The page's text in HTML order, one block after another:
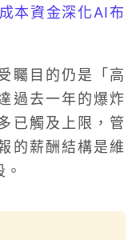
本資金深化AI布
矚目的仍是「高
過去一年的爆炸
已觸及上限，管
的薪酬結構是維